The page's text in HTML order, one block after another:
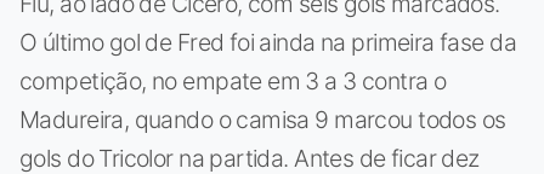
O último gol de Fred foi ainda na primeira fase da
competição, no empate em 3 a 3 contra o
Madureira, quando o camisa 9 marcou todos os
gols do Tricolor na partida. Antes de ficar dez